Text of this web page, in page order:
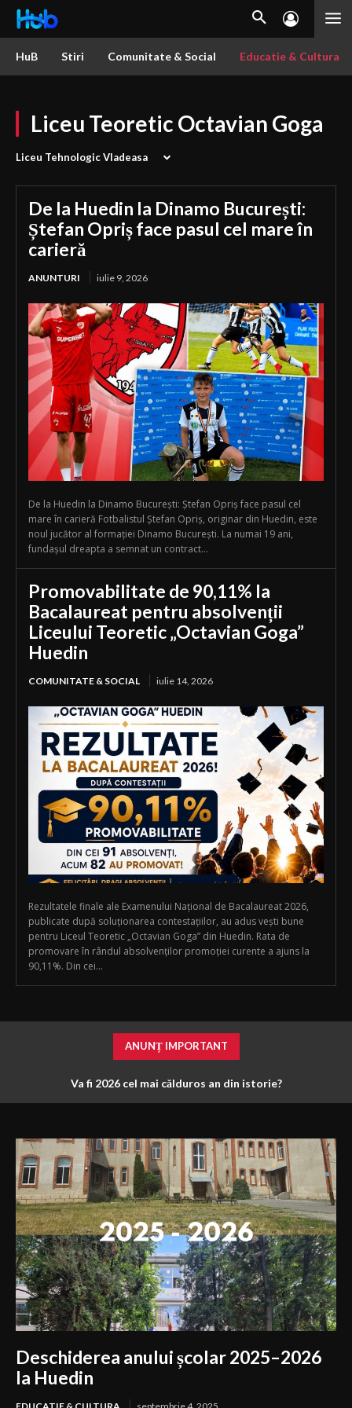
HuB Stiri Comunitate & Social Educatie & Cultura
Liceu Teoretic Octavian Goga
Liceu Tehnologic Vladeasa
De la Huedin la Dinamo București:
Ștefan Opriș face pasul cel mare în
carieră
ANUNTURI iulie 9, 2026
De la Huedin la Dinamo București: Ștefan Opriș face pasul cel
mare în carieră Fotbalistul Ștefan Opriș, originar din Huedin, este
noul jucător al formației Dinamo București. La numai 19 ani,
fundașul dreapta a semnat un contract...
Promovabilitate de 90,11% la
Bacalaureat pentru absolvenții
Liceului Teoretic „Octavian Goga”
Huedin
COMUNITATE & SOCIAL iulie 14, 2026
Rezultatele finale ale Examenului Național de Bacalaureat 2026,
publicate după soluționarea contestațiilor, au adus vești bune
pentru Liceul Teoretic „Octavian Goga” din Huedin. Rata de
promovare în rândul absolvenților promoției curente a ajuns la
90,11%. Din cei...
ANUNȚ IMPORTANT
Va fi 2026 cel mai călduros an din istorie?
Deschiderea anului școlar 2025–2026
la Huedin